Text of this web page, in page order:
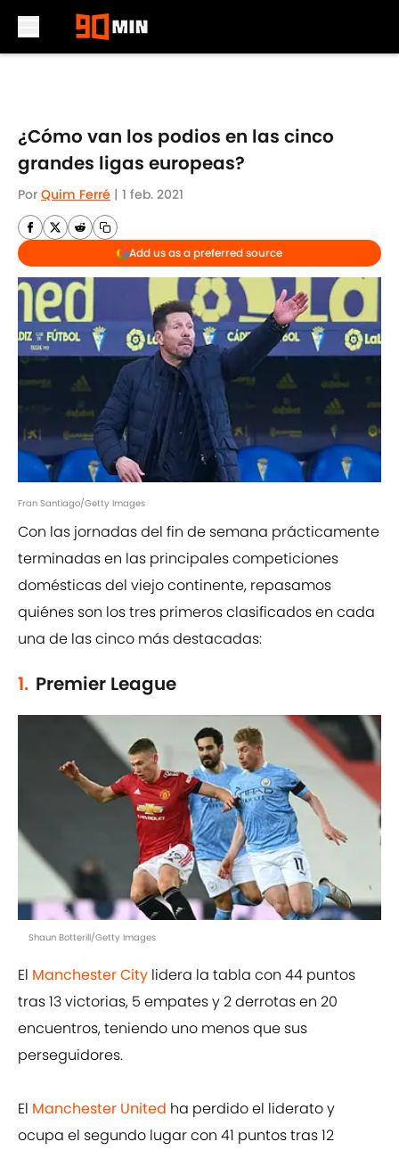
¿Cómo van los podios en las cinco
grandes ligas europeas?
Por Quim Ferré | 1 feb. 2021
Add us as a preferred source
Fran Santiago/Getty Images
Con las jornadas del fin de semana prácticamente
terminadas en las principales competiciones
domésticas del viejo continente, repasamos
quiénes son los tres primeros clasificados en cada
una de las cinco más destacadas:
1. Premier League
Shaun Botterill/Getty Images
El Manchester City lidera la tabla con 44 puntos
tras 13 victorias, 5 empates y 2 derrotas en 20
encuentros, teniendo uno menos que sus
perseguidores.
El Manchester United ha perdido el liderato y
ocupa el segundo lugar con 41 puntos tras 12